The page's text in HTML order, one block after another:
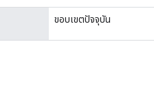
ขอบเขตปัจจุบัน